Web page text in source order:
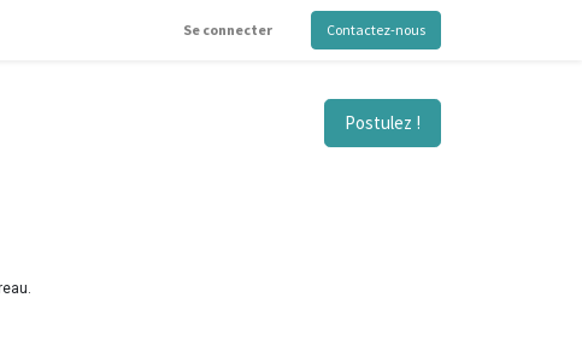
Se connecter Contactez-nous
Postulez !